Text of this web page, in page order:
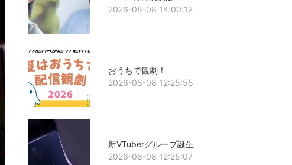
2026-08-08 14:00:12
おうちで観劇！
2026-08-08 12:25:55
新VTuberグループ誕生
2026-08-08 12:25:07